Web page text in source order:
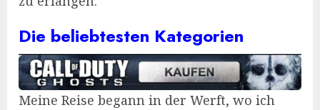
Die beliebtesten Kategorien
Meine Reise begann in der Werft, wo ich